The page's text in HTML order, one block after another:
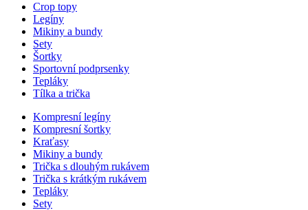
Crop topy
Legíny
Mikiny a bundy
Sety
Šortky
Sportovní podprsenky
Tepláky
Tílka a trička
Kompresní legíny
Kompresní šortky
Kraťasy
Mikiny a bundy
Trička s dlouhým rukávem
Trička s krátkým rukávem
Tepláky
Sety